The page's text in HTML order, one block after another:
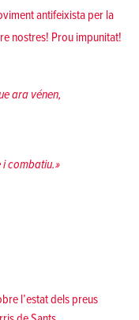
antifeixista per la
nostres! Prou impunitat!
ara vénen,
combatiu.»
l’estat dels preus